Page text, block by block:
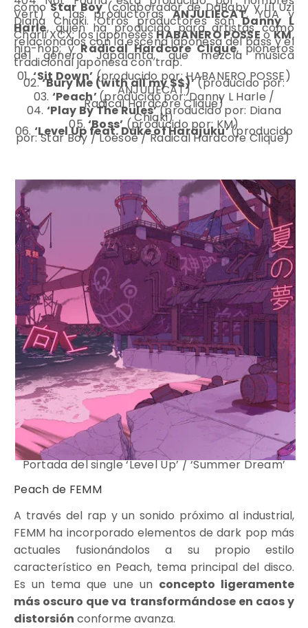
comoStar Boy(colaborador de DaBaby y Lil Uzi
Vert) o las productorasANJULIECAT, YUA y
Diana Chiaki. Otros productores sonDanny L
Harle, quien ha producido para artistas como
Charli XCX; los japonesesHABANERO POSSEoKM,
relacionados con la escena japonesa del bass y el
hip-hop; yRadical Hardcore Clique, pioneros
del género Japalanta, que mezcla música
tradicional japonesa con trap.
01.‘Sit Down’ (producido por: HABANERO POSSE)
02.‘Bury Me (with all my $$)’(producido por:
ANJULIECAT)
03. ‘Peach’(producido por: Danny L Harle /
Radical Hardcore Clique)
04. ‘Play By The Rules’(producido por: Diana
Chiaki)
05. ‘Boss’(producido por: KM)
06. ‘Level Up feat. Duke of Harajuku’(producido
por: Star Boy / Loesoe / Radical Hardcore Clique)
Portada del single‘Level Up’ / ‘Summer Dream’
Peach de FEMM
A través del rap y un sonido próximo al industrial,
FEMM ha incorporado elementos de dark pop más
actuales fusionándolos a su propio estilo
característico en Peach, tema principal del disco.
Es un tema que une un concepto ligeramente
más oscuro que va transformándose en caos y
distorsión conforme avanza.